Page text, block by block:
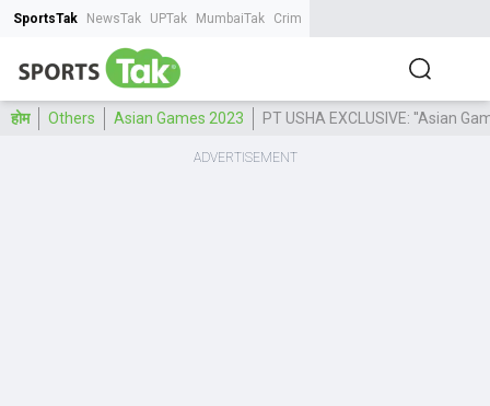
SportsTak NewsTak UPTak MumbaiTak CrimeTak
होम Others Asian Games 2023 PT USHA EXCLUSIVE: ''Asian